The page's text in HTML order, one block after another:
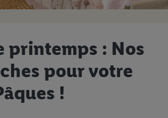
printemps : Nos
pour votre
!